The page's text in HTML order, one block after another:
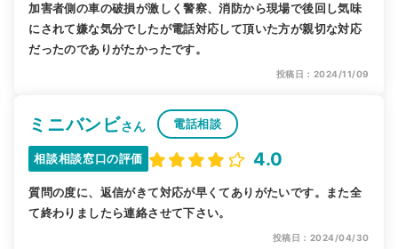
加害者側の車の破損が激しく警察、消防から現場で後回し気味
にされて嫌な気分でしたが電話対応して頂いた方が親切な対応
だったのでありがたかったです。
投稿日：2024/11/09
ミニバンビさん 電話相談
相談相談窓口の評価 4.0
質問の度に、返信がきて対応が早くてありがたいです。また全
て終わりましたら連絡させて下さい。
投稿日：2024/04/30